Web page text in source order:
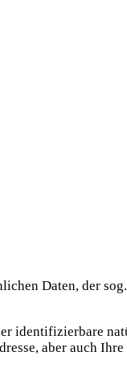
Daten, der
identifizierbare
aber auch Ihre